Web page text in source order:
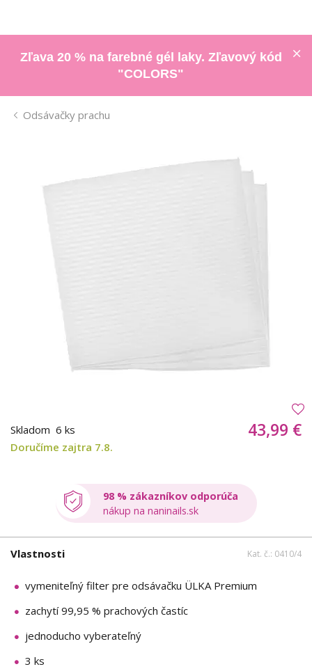
Zľava 20 % na farebné gél laky. Zľavový kód
"COLORS"
Odsávačky prachu
Skladom 6 ks
Doručíme zajtra 7.8.
43,99 €
98 % zákazníkov odporúča
nákup na naninails.sk
Vlastnosti Kat. č.: 0410/4
vymeniteľný filter pre odsávačku ÜLKA Premium
zachytí 99,95 % prachových častíc
jednoducho vyberateľný
3 ks